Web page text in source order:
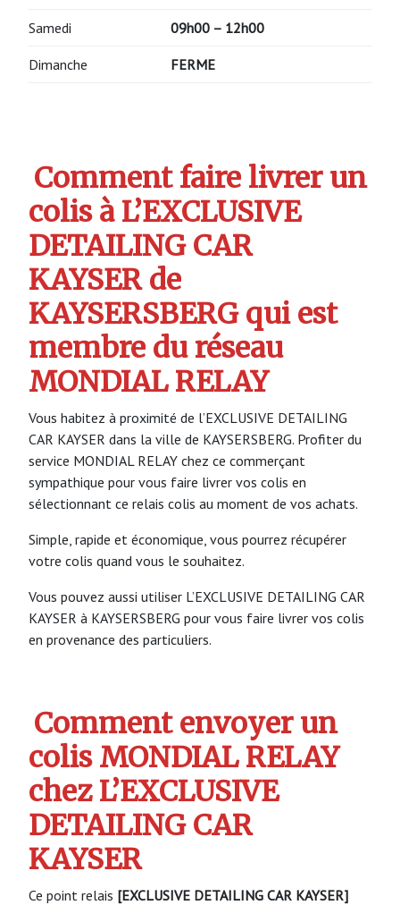
Samedi 09h00 – 12h00
Dimanche FERME
Comment faire livrer un
colis à L’EXCLUSIVE
DETAILING CAR
KAYSER de
KAYSERSBERG qui est
membre du réseau
MONDIAL RELAY
Vous habitez à proximité de l’EXCLUSIVE DETAILING
CAR KAYSER dans la ville de KAYSERSBERG. Profiter du
service MONDIAL RELAY chez ce commerçant
sympathique pour vous faire livrer vos colis en
sélectionnant ce relais colis au moment de vos achats.
Simple, rapide et économique, vous pourrez récupérer
votre colis quand vous le souhaitez.
Vous pouvez aussi utiliser L’EXCLUSIVE DETAILING CAR
KAYSER à KAYSERSBERG pour vous faire livrer vos colis
en provenance des particuliers.
Comment envoyer un
colis MONDIAL RELAY
chez L’EXCLUSIVE
DETAILING CAR
KAYSER
Ce point relais [EXCLUSIVE DETAILING CAR KAYSER]